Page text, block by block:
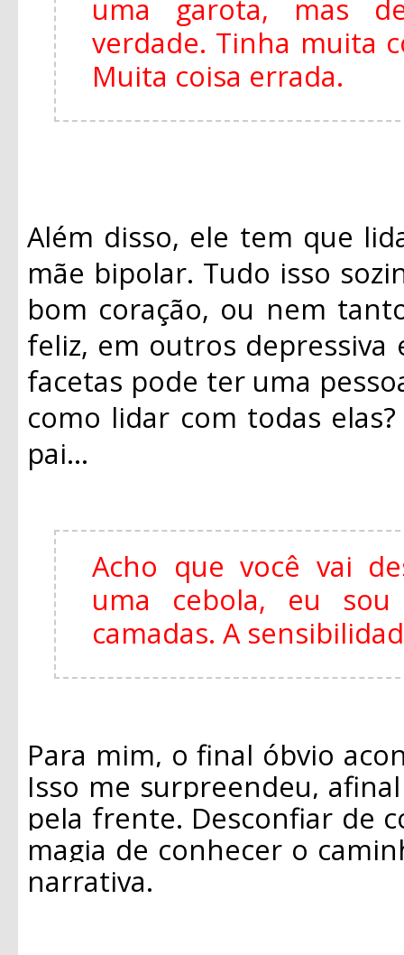
uma garota, mas
verdade. Tinha muita
Muita coisa errada.
Além disso, ele tem que
mãe bipolar. Tudo isso
bom coração, ou nem
feliz, em outros
facetas pode ter uma
como lidar com todas
pai...
Acho que você vai
uma cebola, eu
camadas. A
Para mim, o final óbvio
Isso me surpreendeu,
pela frente. Desconfiar de
magia de conhecer o
narrativa.